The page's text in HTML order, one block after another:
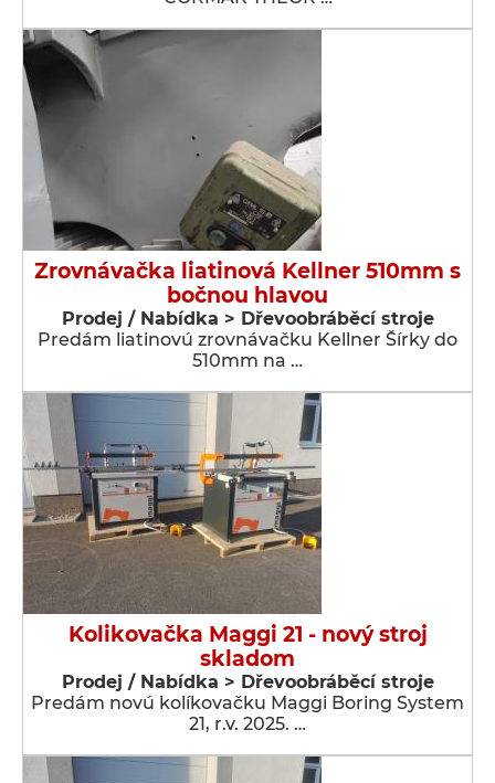
Zrovnávačka liatinová Kellner 510mm s
bočnou hlavou
Prodej / Nabídka > Dřevoobráběcí stroje
Predám liatinovú zrovnávačku Kellner Šírky do
510mm na …
Kolikovačka Maggi 21 - nový stroj
skladom
Prodej / Nabídka > Dřevoobráběcí stroje
Predám novú kolíkovačku Maggi Boring System
21, r.v. 2025. …